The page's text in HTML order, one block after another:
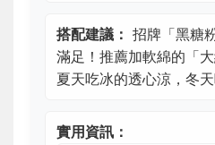
搭配建議： 招牌「黑糖
滿足！推薦加軟綿的「大
夏天吃冰的透心涼，冬天
實用資訊：